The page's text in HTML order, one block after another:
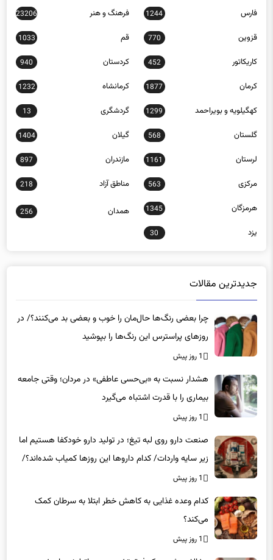
عکس 329 علمی و فناوری 7632
فارس 1244 فرهنگ و هنر 23206
قزوین 770 قم 1033
کاریکاتور 452 کردستان 940
کرمان 1877 کرمانشاه 1232
کهگیلویه و بویراحمد 1299 گردشگری 13
گلستان 568 گیلان 1404
لرستان 1161 مازندران 897
مرکزی 563
218
1345
جدیدترین مقالات
چرا بعضی رنگ‌ها حال‌مان را خوب و بعضی بد می‌کنند؟/ در
روزهای پراسترس این رنگ‌ها را بپوشید
1 روز پیش
هشدار نسبت به «بی‌حسی عاطفی» در مردان؛ وقتی جامعه
بیماری را با قدرت اشتباه می‌گیرد
1 روز پیش
صنعت دارو روی لبه تیغ؛ در تولید دارو خودکفا هستیم اما
زیر سایه واردات/ کدام داروها این روزها کمیاب شده‌اند؟/
«کشور سه ماه ذخیره دارویی دارد»
1 روز پیش
کدام وعده غذایی به کاهش خطر ابتلا به سرطان کمک
می‌کند؟
1 روز پیش